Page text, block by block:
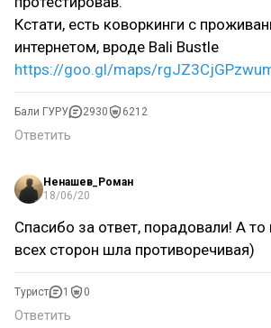
Кстати, есть коворкинги с
интернетом, вроде Bali Bustle
https://goo.gl/maps/
Бали ГУРУ 2930 6212
Ответить
Ненашев_Роман
18/06/20
Спасибо за ответ, порадовали! А
всех сторон шла противоречивая)
Турист 1 0
Ответить